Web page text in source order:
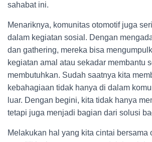
sahabat ini.
Menariknya, komunitas otomotif juga
dalam kegiatan sosial. Dengan
dan gathering, mereka bisa
kegiatan amal atau sekadar membantu
membutuhkan. Sudah saatnya kita
kebahagiaan tidak hanya di dalam
luar. Dengan begini, kita tidak hanya
tetapi juga menjadi bagian dari solusi
Melakukan hal yang kita cintai bersama